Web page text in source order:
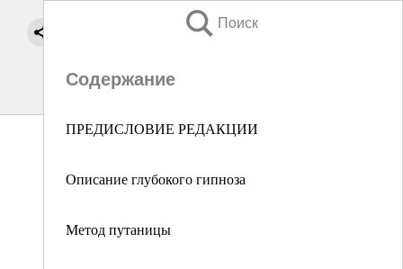
Поиск
Содержание
ПРЕДИСЛОВИЕ РЕДАКЦИИ
Описание глубокого гипноза
Метод путаницы